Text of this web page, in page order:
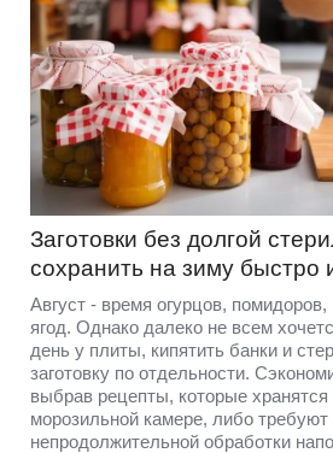
Заготовки без долгой
сохранить на зиму быстро
Август - время огурцов,
ягод. Однако далеко не всем
день у плиты, кипятить банки и
заготовку по отдельности.
выбрав рецепты, которые
морозильной камере, либо
непродолжительной обработки